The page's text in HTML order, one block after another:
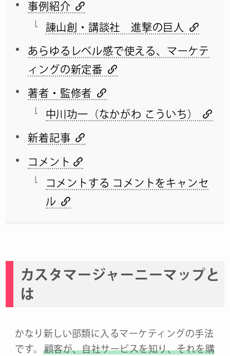
事例紹介
諌山創・講談社 進撃の巨人
あらゆるレベル感で使える、マーケテ
ィングの新定番
著者・監修者
中川功一（なかがわ こういち）
新着記事
コメント
コメントする コメントをキャンセ
ル
カスタマージャーニーマップと
は
かなり新しい部類に入るマーケティングの手法
です。
顧客が、自社サービスを知り、それを購